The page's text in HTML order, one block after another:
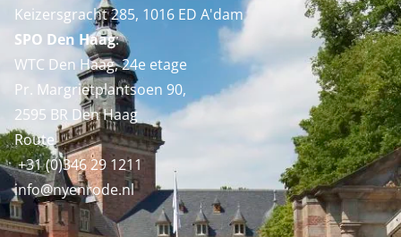
Keizersgracht 285, 1016 ED A'dam
SPO Den Haag:
WTC Den Haag, 24e etage
Pr. Margrietplantsoen 90,
2595 BR Den Haag
Route
+31 (0)346 29 1211
info@nyenrode.nl